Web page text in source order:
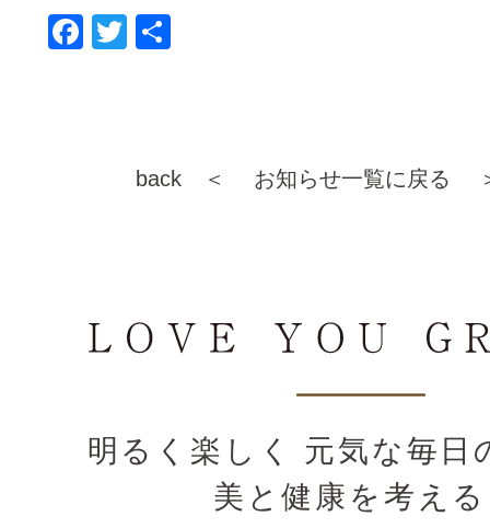
F
T
back ＜ お知らせ一覧に戻る
明るく楽しく 元気な毎日
美と健康を考える